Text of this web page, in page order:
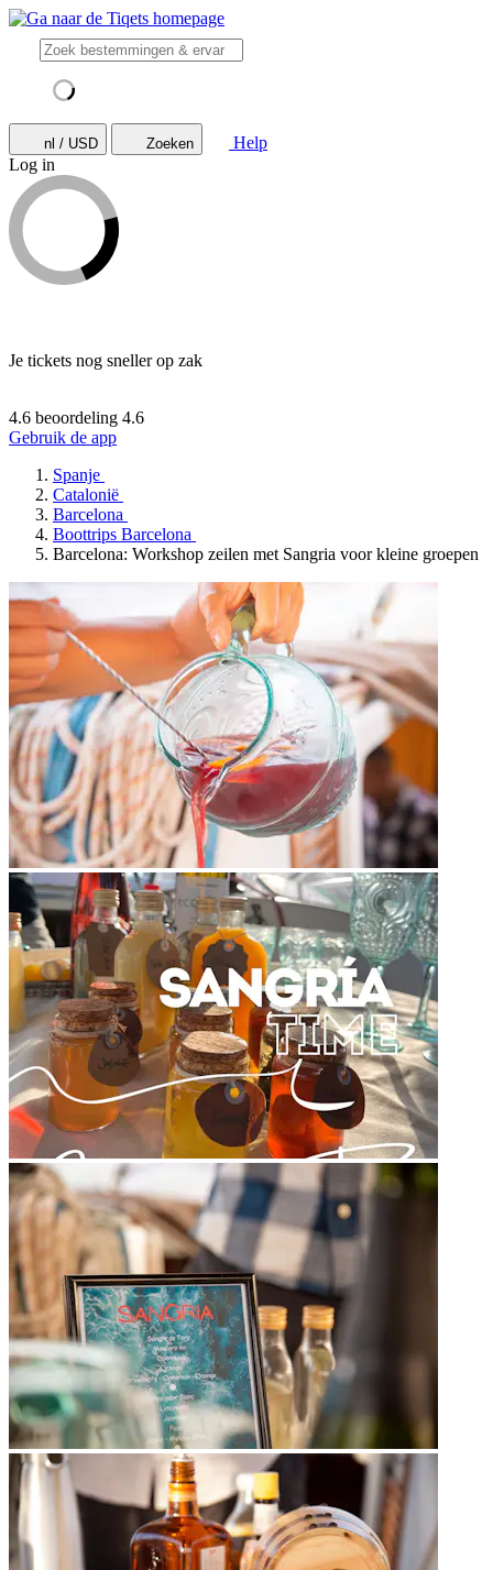
nl / USD Zoeken
Help
Log in
Je tickets nog sneller op zak
4.6 beoordeling 4.6
Gebruik de app
Spanje
Catalonië
Barcelona
Boottrips Barcelona
Barcelona: Workshop zeilen met Sangria voor kleine groepen